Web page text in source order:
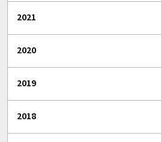
2021
2020
2019
2018